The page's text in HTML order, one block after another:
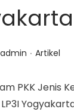
a
t
n
t
admin . P
t
Artikel
PKK Jenis